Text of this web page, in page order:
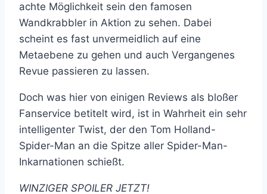
achte Möglichkeit sein den famosen
Wandkrabbler in Aktion zu sehen. Dabei
scheint es fast unvermeidlich auf eine
Metaebene zu gehen und auch Vergangenes
Revue passieren zu lassen.
Doch was hier von einigen Reviews als bloßer
Fanservice betitelt wird, ist in Wahrheit ein sehr
intelligenter Twist, der den Tom Holland-
Spider-Man an die Spitze aller Spider-Man-
Inkarnationen schießt.
WINZIGER SPOILER JETZT!